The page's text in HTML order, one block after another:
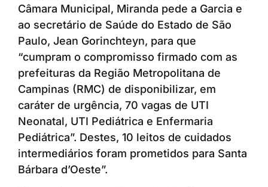
Câmara Municipal, Miranda pede a Garcia e
ao secretário de Saúde do Estado de São
Paulo, Jean Gorinchteyn, para que
“cumpram o compromisso firmado com as
prefeituras da Região Metropolitana de
Campinas (RMC) de disponibilizar, em
caráter de urgência, 70 vagas de UTI
Neonatal, UTI Pediátrica e Enfermaria
Pediátrica”. Destes, 10 leitos de cuidados
intermediários foram prometidos para Santa
Bárbara d’Oeste”.